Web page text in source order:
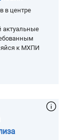
в центре
актуальные
к МХПИ